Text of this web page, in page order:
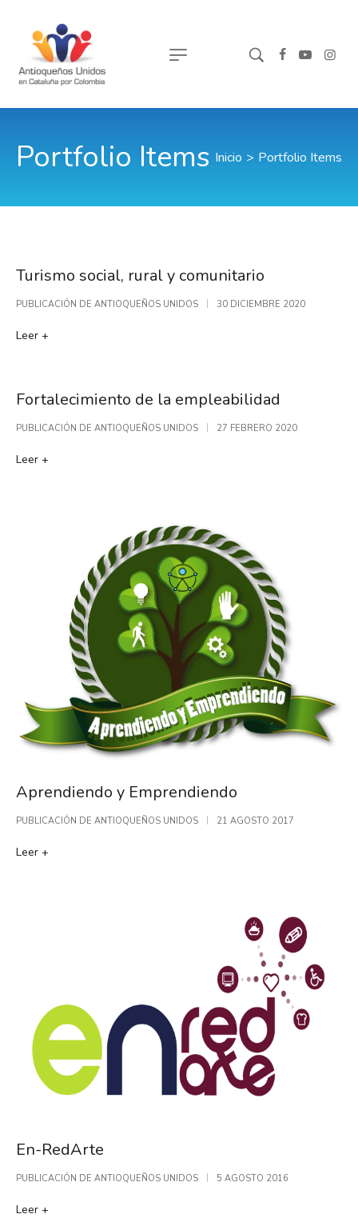
Portfolio Items Inicio > Portfolio Items
Turismo social, rural y comunitario
PUBLICACIÓN DE ANTIOQUEÑOS UNIDOS 30 DICIEMBRE 2020
Leer +
Fortalecimiento de la empleabilidad
PUBLICACIÓN DE ANTIOQUEÑOS UNIDOS 27 FEBRERO 2020
Leer +
Aprendiendo y Emprendiendo
PUBLICACIÓN DE ANTIOQUEÑOS UNIDOS 21 AGOSTO 2017
Leer +
En-RedArte
PUBLICACIÓN DE ANTIOQUEÑOS UNIDOS 5 AGOSTO 2016
Leer +